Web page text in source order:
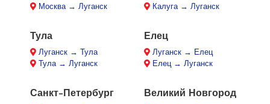
Москва → Луганск
Калуга → Луганск
Тула
Луганск → Тула
Тула → Луганск
Елец
Луганск → Елец
Елец → Луганск
Санкт-Петербург Великий Новгород